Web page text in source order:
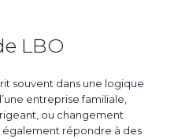
LBO
souvent dans une logique
entreprise familiale,
ou changement
également répondre à des